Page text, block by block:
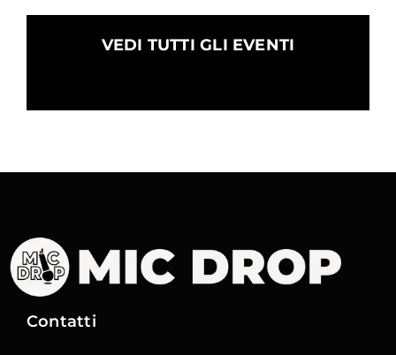
VEDI TUTTI GLI EVENTI
Contatti